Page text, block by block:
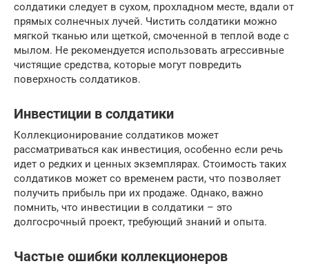
солдатики следует в сухом, прохладном месте, вдали от
прямых солнечных лучей. Чистить солдатики можно
мягкой тканью или щеткой, смоченной в теплой воде с
мылом. Не рекомендуется использовать агрессивные
чистящие средства, которые могут повредить
поверхность солдатиков.
Инвестиции в солдатики
Коллекционирование солдатиков может
рассматриваться как инвестиция, особенно если речь
идет о редких и ценных экземплярах. Стоимость таких
солдатиков может со временем расти, что позволяет
получить прибыль при их продаже. Однако, важно
помнить, что инвестиции в солдатики – это
долгосрочный проект, требующий знаний и опыта.
Частые ошибки коллекционеров